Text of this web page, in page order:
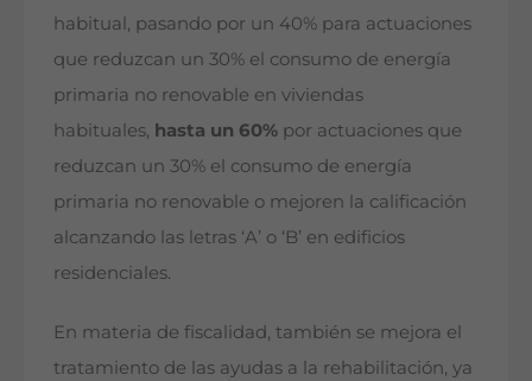
habitual, pasando por un 40% para actuaciones
que reduzcan un 30% el consumo de energía
primaria no renovable en viviendas
habituales, hasta un 60% por actuaciones que
reduzcan un 30% el consumo de energía
primaria no renovable o mejoren la calificación
alcanzando las letras ‘A’ o ‘B’ en edificios
residenciales.
En materia de fiscalidad, también se mejora el
tratamiento de las ayudas a la rehabilitación, ya